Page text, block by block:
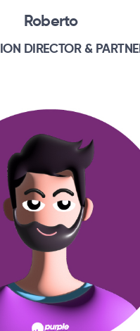
Roberto
DIRECTOR &